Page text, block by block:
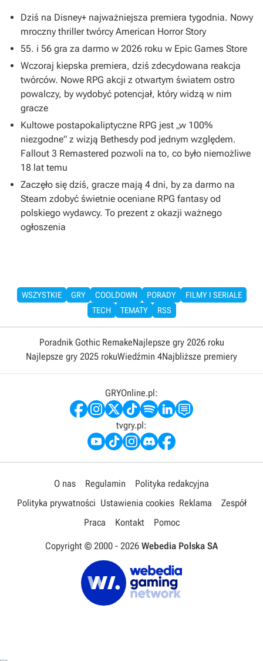
Dziś na Disney+ najważniejsza premiera tygodnia. Nowy
mroczny thriller twórcy American Horror Story
55. i 56 gra za darmo w 2026 roku w Epic Games Store
Wczoraj kiepska premiera, dziś zdecydowana reakcja
twórców. Nowe RPG akcji z otwartym światem ostro
powalczy, by wydobyć potencjał, który widzą w nim
gracze
Kultowe postapokaliptyczne RPG jest „w 100%
niezgodne” z wizją Bethesdy pod jednym względem.
Fallout 3 Remastered pozwoli na to, co było niemożliwe
18 lat temu
Zaczęło się dziś, gracze mają 4 dni, by za darmo na
Steam zdobyć świetnie oceniane RPG fantasy od
polskiego wydawcy. To prezent z okazji ważnego
ogłoszenia
WSZYSTKIE GRY COOLDOWN PORADY
FILMY I SERIALE
TECH
TEMATY RSS
Poradnik Gothic RemakeNajlepsze gry 2026 roku
Najlepsze gry 2025 rokuWiedźmin 4Najbliższe premiery
GRYOnline.pl:
tvgry.pl:
O nas Regulamin
Polityka redakcyjna
Polityka prywatności Ustawienia cookies Reklama
Zespół
Praca
Kontakt Pomoc
Copyright © 2000 - 2026 Webedia Polska SA